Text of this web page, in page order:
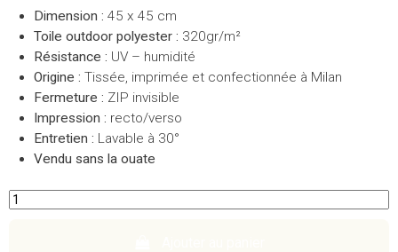
Dimension : 45 x 45 cm
Toile outdoor polyester : 320gr/m²
Résistance : UV – humidité
Origine : Tissée, imprimée et confectionnée à Milan
Fermeture : ZIP invisible
Impression : recto/verso
Entretien : Lavable à 30°
Vendu sans la ouate